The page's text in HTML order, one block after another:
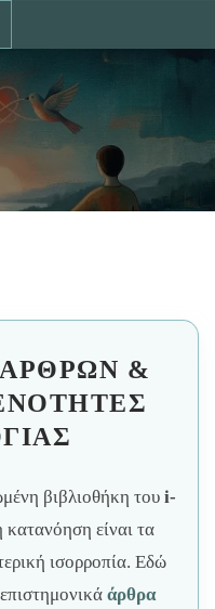
&
βιβλιοθήκη του i-
είναι τα
ισορροπία. Εδώ
άρθρα